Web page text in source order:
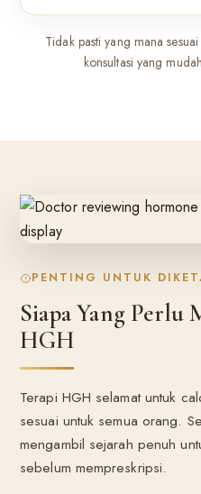
Tidak pasti yang mana
konsultasi yang
PENTING UNTUK
Siapa Yang Perlu
HGH
Terapi HGH selamat untuk
sesuai untuk semua orang.
mengambil sejarah penuh
sebelum mempreskripsi.